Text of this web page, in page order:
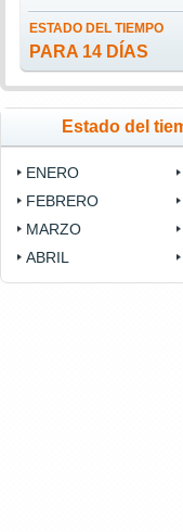
ESTADO DEL TIEMPO
PARA 14 DÍAS
Estado del
ENERO
FEBRERO
MARZO
ABRIL